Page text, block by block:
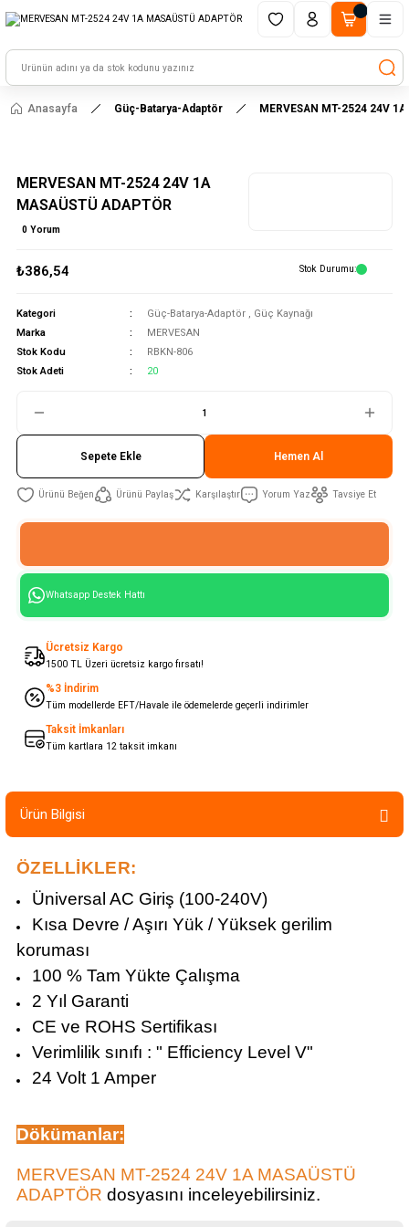
HAYAL ET - TASARLA - ÇALIŞTIR
Anasayfa Güç-Batarya-Adaptör MERVESAN MT-2524 24V
MERVESAN MT-2524 24V 1A
MASAÜSTÜ ADAPTÖR
0 Yorum
₺386,54 Stok Durumu
Kategori Güç-Batarya-Adaptör , Güç Kaynağı
Marka
MERVESAN
Stok Kodu
RBKN-806
Stok Adeti
20
Sepete Ekle Hemen Al
Ürünü Paylaş Karşılaştır Yorum Yaz Tavsiye Et
Whatsapp Destek Hattı
Ücretsiz Kargo
1500 TL Üzeri ücretsiz kargo fırsatı!
%3 İndirim
Tüm modellerde EFT/Havale ile ödemelerde geçerli indirimler
Taksit İmkanları
Tüm kartlara 12 taksit imkanı
Ürün Bilgisi
ÖZELLİKLER:
Üniversal AC Giriş (100-240V)
Kısa Devre / Aşırı Yük / Yüksek gerilim
koruması
100 % Tam Yükte Çalışma
2 Yıl Garanti
CE ve ROHS Sertifikası
Verimlilik sınıfı : " Efficiency Level V"
24 Volt 1 Amper
Dökümanlar:
MERVESAN MT-2524 24V 1A MASAÜSTÜ
ADAPTÖR dosyasını inceleyebilirsiniz.